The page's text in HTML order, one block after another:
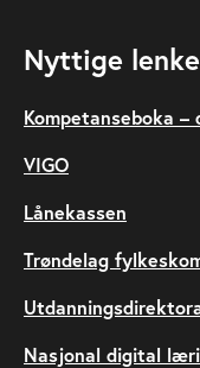
Nyttige
Kompetanseboka
VIGO
Lånekassen
Trøndelag
Nasjonal digital